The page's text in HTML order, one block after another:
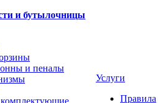
и бутылочницы
и пеналы
Услуги
Правила